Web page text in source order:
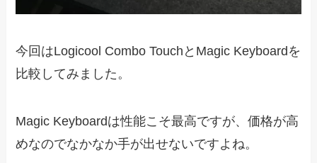
今回はLogicool Combo TouchとMagic Keyboardを
比較してみました。
Magic Keyboardは性能こそ最高ですが、価格が高
めなのでなかなか手が出せないですよね。